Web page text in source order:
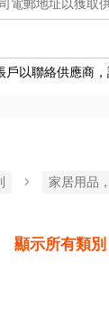
電郵地址以獲取
以聯絡供應商，
家居用品
顯示所有類別